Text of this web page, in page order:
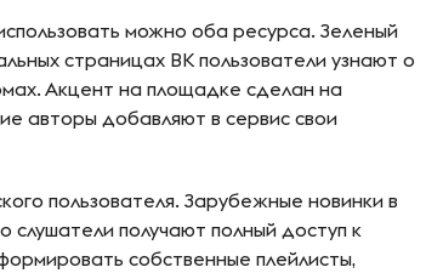
можно оба ресурса. Зеленый
страницах ВК пользователи узнают о
Акцент на площадке сделан на
авторы добавляют в сервис свои
пользователя. Зарубежные новинки в
получают полный доступ к
собственные плейлисты,